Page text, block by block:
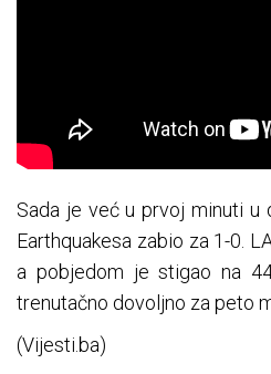
Sada je već u prvoj minuti u
Earthquakesa zabio za 1-0.
a pobjedom je stigao na
trenutačno dovoljno za peto
(Vijesti.ba)